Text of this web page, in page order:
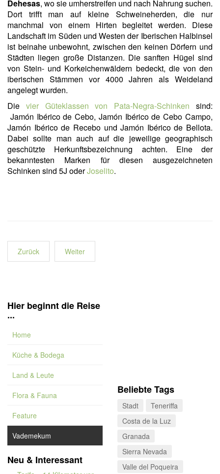
Dehesas, wo sie umherstreifen und nach Nahrung suchen.
Dort trifft man auf kleine Schweineherden, die nur
manchmal von einem Hirten begleitet werden. Diese
Landschaft im Süden und Westen der Iberischen Halbinsel
ist beinahe unbewohnt, zwischen den keinen Dörfern und
Städten liegen große Distanzen. Die sanften Hügel sind
von Stein- und Korkeichenwäldern bedeckt, die von den
iberischen Stämmen vor 4000 Jahren als Weideland
angelegt wurden.
Die vier Güteklassen von Pata-Negra-Schinken sind:
Jamón Ibérico de Cebo, Jamón Ibérico de Cebo Campo,
Jamón Ibérico de Recebo und Jamón Ibérico de Bellota.
Dabei sollte man auch auf die jeweilige geographisch
geschützte Herkunftsbezeichnung achten. Eine der
bekanntesten Marken für diesen ausgezeichneten
Schinken sind 5J oderJoselito.
Zurück Weiter
Hier beginnt die Reise
...
Home
Küche & Bodega
Land & Leute
Flora & Fauna
Feature
Vademekum
Neu & Interessant
Beliebte Tags
Stadt
Teneriffa
Costa de la Luz
Granada
Sierra Nevada
Valle del Poqueira